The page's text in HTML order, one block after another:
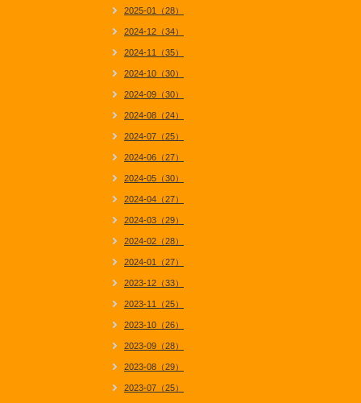
2025-01（28）
2024-12（34）
2024-11（35）
2024-10（30）
2024-09（30）
2024-08（24）
2024-07（25）
2024-06（27）
2024-05（30）
2024-04（27）
2024-03（29）
2024-02（28）
2024-01（27）
2023-12（33）
2023-11（25）
2023-10（26）
2023-09（28）
2023-08（29）
2023-07（25）